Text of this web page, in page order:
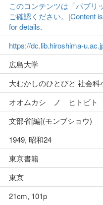
このコンテンツは「パブリ
ご確認ください。|Content
for details.
https://dc.lib.hiroshima-
広島大学
大むかしのひとびと 社会
オオムカシ ノ ヒトビト
文部省[編](モンブショウ)
1949, 昭和24
東京書籍
東京
21cm, 101p